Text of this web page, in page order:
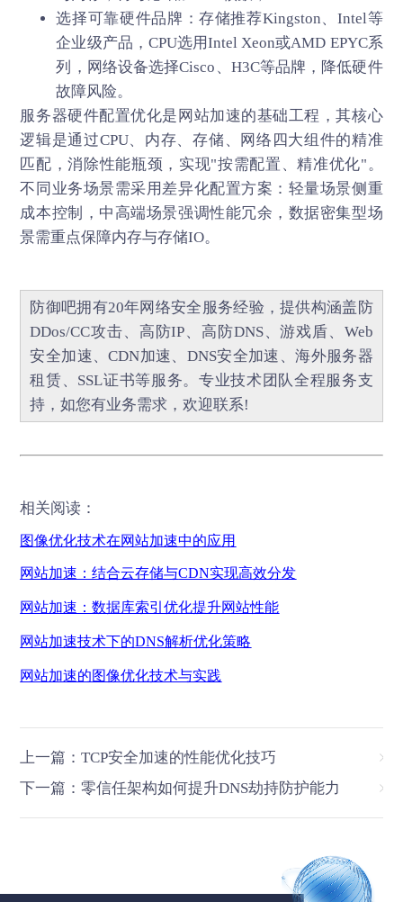
选择可靠硬件品牌：存储推荐Kingston、Intel等
企业级产品，CPU选用Intel Xeon或AMD EPYC系
列，网络设备选择Cisco、H3C等品牌，降低硬件
故障风险。
服务器硬件配置优化是 网站加速的基础工程，其核心
逻辑是通过CPU、内存、存储、网络四大组件的精准
匹配，消除性能瓶颈，实现"按需配置、精准优化"。
不同业务场景需采用差异化配置方案：轻量场景侧重
成本控制，中高端场景强调性能冗余，数据密集型场
景需重点保障内存与存储IO。
防御吧拥有20年网络安全服务经验，提供构涵盖 防
DDos/CC攻击、 高防IP、高防DNS、游戏盾、 Web
安全加速、CDN加速、 DNS安全加速 、海外服务器
租赁、 SSL证书等服务。专业技术团队全程服务支
持，如您有业务需求，欢迎联系!
相关阅读：
图像优化技术在网站加速中的应用
网站加速：结合云存储与CDN实现高效分发
网站加速：数据库索引优化提升网站性能
网站加速技术下的DNS解析优化策略
网站加速的图像优化技术与实践
上一篇：TCP安全加速的性能优化技巧
下一篇：零信任架构如何提升DNS劫持防护能力